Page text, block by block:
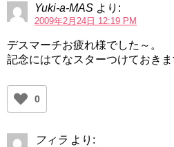
Yuki-a-MAS より:
2009年2月24日 12:19 PM
デスマーチお疲れ様でした～。
記念にはてなスターつけておきま
0
フィラ より: